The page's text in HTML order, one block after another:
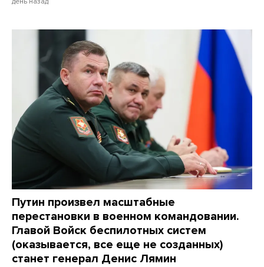
Путин произвел масштабные
перестановки в военном командовании.
Главой Войск беспилотных систем
(оказывается, все еще не созданных)
станет генерал Денис Лямин